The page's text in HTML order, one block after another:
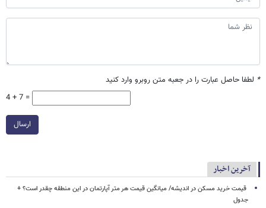
* لطفا حاصل عبارت را در جعبه متن روبرو وارد کنید
4 + 7 =
ارسال
آخرین اخبار
قیمت خرید مسکن در اندیشه/ میانگین قیمت هر متر آپارتمان در این منطقه چقدر است؟ +
جدول